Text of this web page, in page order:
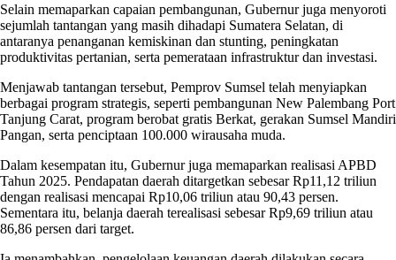
Selain memaparkan capaian pembangunan, Gubernur juga menyoroti
sejumlah tantangan yang masih dihadapi Sumatera Selatan, di
antaranya penanganan kemiskinan dan stunting, peningkatan
produktivitas pertanian, serta pemerataan infrastruktur dan investasi.
Menjawab tantangan tersebut, Pemprov Sumsel telah menyiapkan
berbagai program strategis, seperti pembangunan New Palembang Port
Tanjung Carat, program berobat gratis Berkat, gerakan Sumsel Mandiri
Pangan, serta penciptaan 100.000 wirausaha muda.
Dalam kesempatan itu, Gubernur juga memaparkan realisasi APBD
Tahun 2025. Pendapatan daerah ditargetkan sebesar Rp11,12 triliun
dengan realisasi mencapai Rp10,06 triliun atau 90,43 persen.
Sementara itu, belanja daerah terealisasi sebesar Rp9,69 triliun atau
86,86 persen dari target.